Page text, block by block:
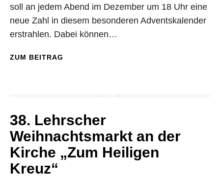
soll an jedem Abend im Dezember um 18 Uhr eine
neue Zahl in diesem besonderen Adventskalender
erstrahlen. Dabei können…
ZUM BEITRAG
38. Lehrscher
Weihnachtsmarkt an der
Kirche „Zum Heiligen
Kreuz“